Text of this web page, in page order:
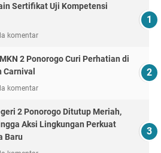
Sertifikat Uji Kompetensi
komentar
2 Ponorogo Curi Perhatian di
Carnival
komentar
2 Ponorogo Ditutup Meriah,
Aksi Lingkungan Perkuat
Baru